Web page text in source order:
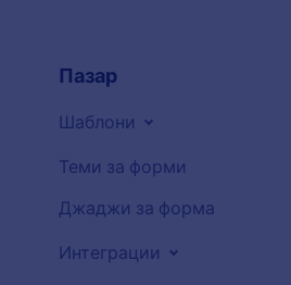
Пазар
Шаблони
Теми за форми
Джаджи за форма
Интеграции